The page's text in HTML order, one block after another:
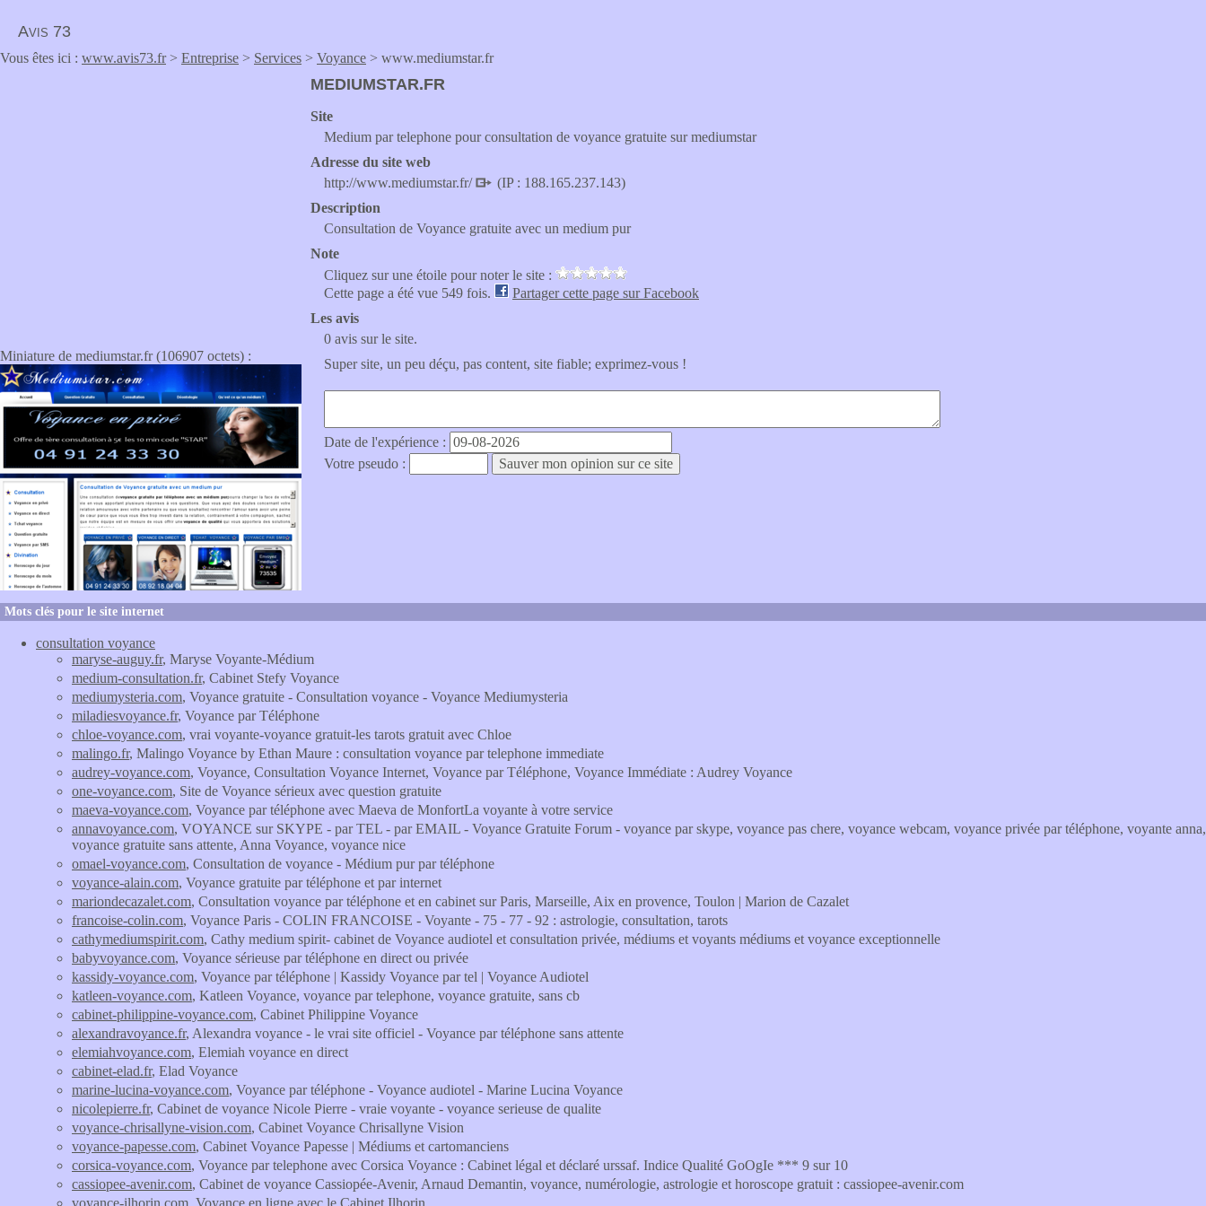
Avis 73
Vous êtes ici : www.avis73.fr> Entreprise > Services > Voyance > www.mediumstar.fr
Miniature de mediumstar.fr (106907 octets) :
MEDIUMSTAR.FR
Site
Medium par telephone pour consultation de voyance gratuite sur mediumstar
Adresse du site web
http://www.mediumstar.fr/
(IP : 188.165.237.143)
Description
Consultation de Voyance gratuite avec un medium pur
Note
Cliquez sur une étoile pour noter le site :
Cette page a été vue 549 fois.
Partager cette page sur Facebook
Les avis
0 avis sur le site.
Super site, un peu déçu, pas content, site fiable; exprimez-vous !
Date de l'expérience :
Votre pseudo :
Mots clés pour le site internet
consultation voyance
maryse-auguy.fr, Maryse Voyante-Médium
medium-consultation.fr, Cabinet Stefy Voyance
mediumysteria.com, Voyance gratuite - Consultation voyance - Voyance Mediumysteria
miladiesvoyance.fr, Voyance par Téléphone
chloe-voyance.com, vrai voyante-voyance gratuit-les tarots gratuit avec Chloe
malingo.fr, Malingo Voyance by Ethan Maure : consultation voyance par telephone immediate
audrey-voyance.com, Voyance, Consultation Voyance Internet, Voyance par Téléphone, Voyance Immédiate : Audrey Voyance
one-voyance.com, Site de Voyance sérieux avec question gratuite
maeva-voyance.com, Voyance par téléphone avec Maeva de MonfortLa voyante à votre service
annavoyance.com, VOYANCE sur SKYPE - par TEL - par EMAIL - Voyance Gratuite Forum - voyance par skype, voyance pas chere, voyance webcam, voyance privée par téléphone, voyante anna,
voyance gratuite sans attente, Anna Voyance, voyance nice
omael-voyance.com, Consultation de voyance - Médium pur par téléphone
voyance-alain.com, Voyance gratuite par téléphone et par internet
mariondecazalet.com, Consultation voyance par téléphone et en cabinet sur Paris, Marseille, Aix en provence, Toulon | Marion de Cazalet
francoise-colin.com, Voyance Paris - COLIN FRANCOISE - Voyante - 75 - 77 - 92 : astrologie, consultation, tarots
cathymediumspirit.com, Cathy medium spirit- cabinet de Voyance audiotel et consultation privée, médiums et voyants médiums et voyance exceptionnelle
babyvoyance.com, Voyance sérieuse par téléphone en direct ou privée
kassidy-voyance.com, Voyance par téléphone | Kassidy Voyance par tel | Voyance Audiotel
katleen-voyance.com, Katleen Voyance, voyance par telephone, voyance gratuite, sans cb
cabinet-philippine-voyance.com, Cabinet Philippine Voyance
alexandravoyance.fr, Alexandra voyance - le vrai site officiel - Voyance par téléphone sans attente
elemiahvoyance.com, Elemiah voyance en direct
cabinet-elad.fr, Elad Voyance
marine-lucina-voyance.com, Voyance par téléphone - Voyance audiotel - Marine Lucina Voyance
nicolepierre.fr, Cabinet de voyance Nicole Pierre - vraie voyante - voyance serieuse de qualite
voyance-chrisallyne-vision.com, Cabinet Voyance Chrisallyne Vision
voyance-papesse.com, Cabinet Voyance Papesse | Médiums et cartomanciens
corsica-voyance.com, Voyance par telephone avec Corsica Voyance : Cabinet légal et déclaré urssaf. Indice Qualité GoOgIe *** 9 sur 10
cassiopee-avenir.com, Cabinet de voyance Cassiopée-Avenir, Arnaud Demantin, voyance, numérologie, astrologie et horoscope gratuit : cassiopee-avenir.com
voyance-ilhorin.com , Voyance en ligne avec le Cabinet Ilhorin